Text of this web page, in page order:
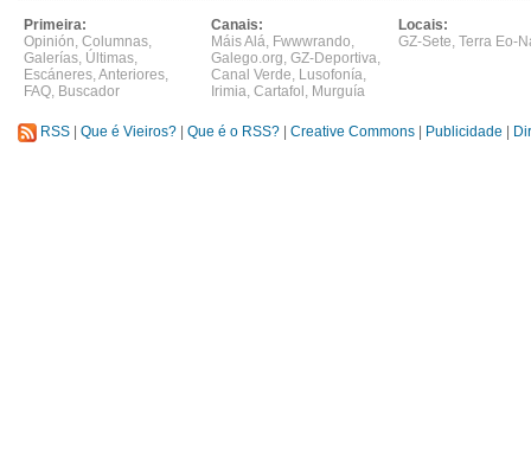
Primeira:
Opinión, Columnas,
Galerías, Últimas,
Escáneres,Anteriores,
FAQ, Buscador
Canais:
Máis Alá, Fwwwrando,
Galego.org, GZ-Deportiva,
Canal Verde, Lusofonía,
Irimia, Cartafol , Murguía
Locais:
GZ-Sete, Terra Eo-
RSS Que é Vieiros? Que é o RSS? Creative Commons Publicidade